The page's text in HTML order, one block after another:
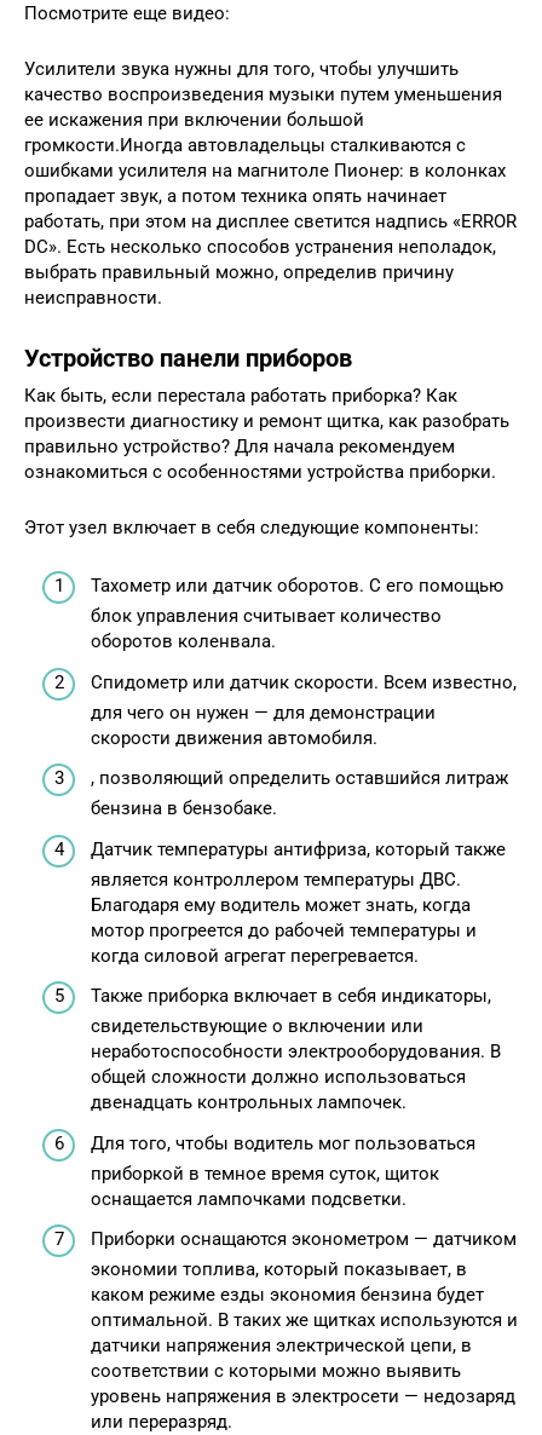
Посмотрите еще видео:
Усилители звука нужны для того, чтобы улучшить
качество воспроизведения музыки путем уменьшения
ее искажения при включении большой
громкости.Иногда автовладельцы сталкиваются с
ошибками усилителя на магнитоле Пионер: в колонках
пропадает звук, а потом техника опять начинает
работать, при этом на дисплее светится надпись «ERROR
DC». Есть несколько способов устранения неполадок,
выбрать правильный можно, определив причину
неисправности.
Устройство панели приборов
Как быть, если перестала работать приборка? Как
произвести диагностику и ремонт щитка, как разобрать
правильно устройство? Для начала рекомендуем
ознакомиться с особенностями устройства приборки.
Этот узел включает в себя следующие компоненты:
Тахометр или датчик оборотов. С его помощью
блок управления считывает количество
оборотов коленвала.
Спидометр или датчик скорости. Всем известно,
для чего он нужен — для демонстрации
скорости движения автомобиля.
, позволяющий определить оставшийся литраж
бензина в бензобаке.
Датчик температуры антифриза, который также
является контроллером температуры ДВС.
Благодаря ему водитель может знать, когда
мотор прогреется до рабочей температуры и
когда силовой агрегат перегревается.
Также приборка включает в себя индикаторы,
свидетельствующие о включении или
неработоспособности электрооборудования. В
общей сложности должно использоваться
двенадцать контрольных лампочек.
Для того, чтобы водитель мог пользоваться
приборкой в темное время суток, щиток
оснащается лампочками подсветки.
Приборки оснащаются эконометром — датчиком
экономии топлива, который показывает, в
каком режиме езды экономия бензина будет
оптимальной. В таких же щитках используются и
датчики напряжения электрической цепи, в
соответствии с которыми можно выявить
уровень напряжения в электросети — недозаряд
или переразряд.